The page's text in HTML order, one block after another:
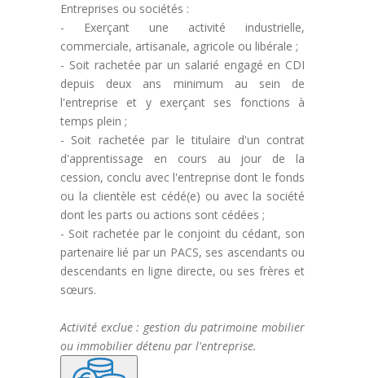
Entreprises ou sociétés :
- Exerçant une activité industrielle,
commerciale, artisanale, agricole ou libérale ;
- Soit rachetée par un salarié engagé en CDI
depuis deux ans minimum au sein de
l'entreprise et y exerçant ses fonctions à
temps plein ;
- Soit rachetée par le titulaire d'un contrat
d'apprentissage en cours au jour de la
cession, conclu avec l'entreprise dont le fonds
ou la clientèle est cédé(e) ou avec la société
dont les parts ou actions sont cédées ;
- Soit rachetée par le conjoint du cédant, son
partenaire lié par un PACS, ses ascendants ou
descendants en ligne directe, ou ses frères et
sœurs.
Activité exclue : gestion du patrimoine mobilier
ou immobilier détenu par l'entreprise.